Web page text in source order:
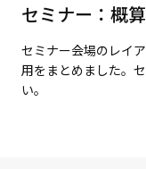
セミナー：概
セミナー会場のレイ
用をまとめました。
い。